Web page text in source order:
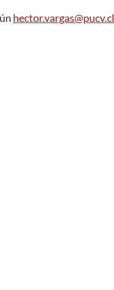
hector.vargas@pucv.cl